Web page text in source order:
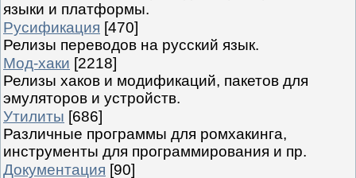
языки и платформы.
Русификация [470]
Релизы переводов на русский язык.
Мод-хаки [2218]
Релизы хаков и модификаций, пакетов для
эмуляторов и устройств.
Утилиты [686]
Различные программы для ромхакинга,
инструменты для программирования и пр.
Документация [90]